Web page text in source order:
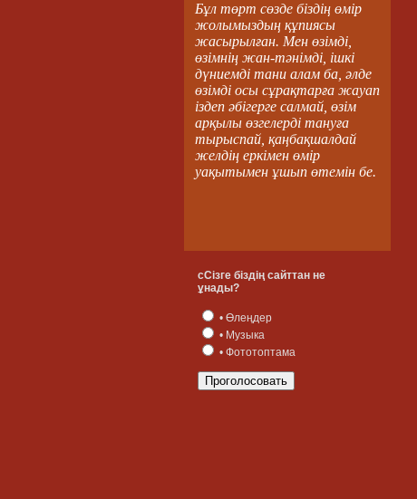
Бұл төрт сөзде біздің өмір
жолымыздың құпиясы
жасырылған. Мен өзімді,
өзімнің жан-тәнімді, ішкі
дүниемді тани алам ба, әлде
өзімді осы сұрақтарға жауап
іздеп әбігерге салмай, өзім
арқылы өзгелерді тануға
тырыспай, қаңбақшалдай
желдің еркімен өмір
уақытымен ұшып өтемін бе.
сСізге біздің сайттан не
ұнады?
• Өлеңдер
• Музыка
• Фототоптама